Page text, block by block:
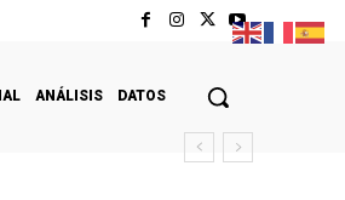
ANÁLISIS DATOS